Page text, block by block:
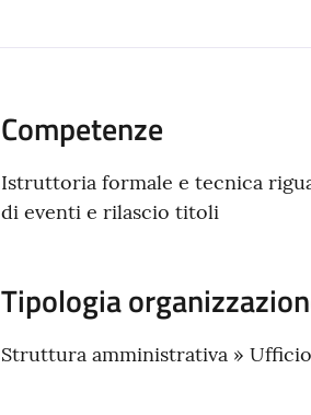
Competenze
Istruttoria formale e tecnica
di eventi e rilascio titoli
Tipologia
Struttura amministrativa » Ufficio